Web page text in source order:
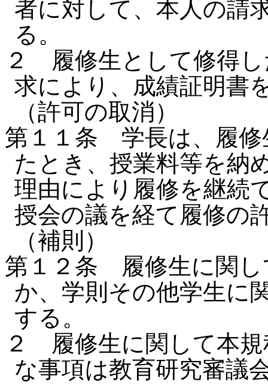
者に対して、本人の請
る。
２ 履修生として修得
求により、成績証明書
（許可の取消）
第１１条 学長は、履修
たとき、授業料等を納
理由により履修を継続
授会の議を経て履修の
（補則）
第１２条 履修生に関し
か、学則その他学生に
する。
２ 履修生に関して本
な事項は教育研究審議